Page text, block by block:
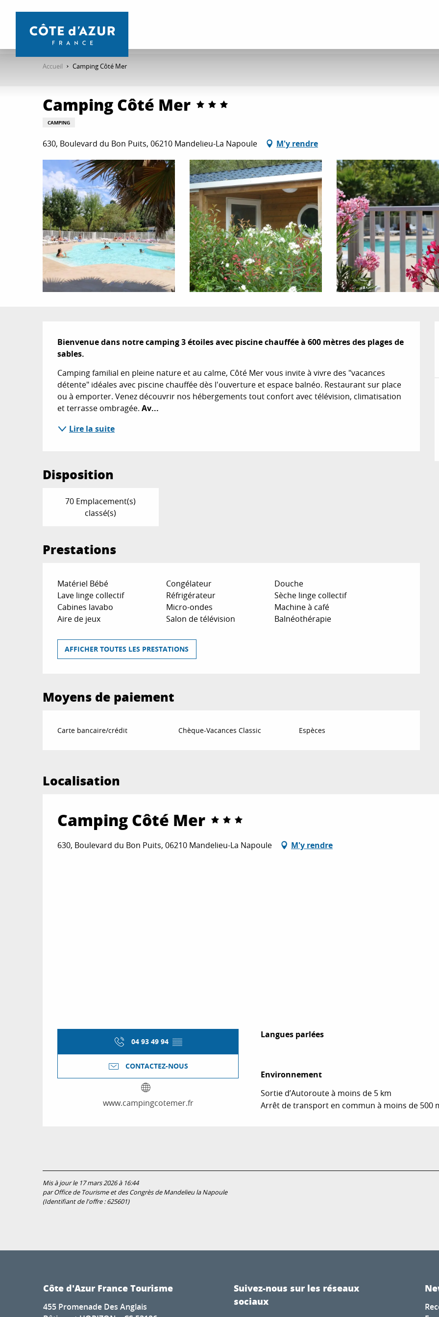
contenu
Accueil Camping Côté Mer
Camping Côté Mer
CAMPING
630, Boulevard du Bon Puits, 06210 Mandelieu-La Napoule M'y rendre
Description
Bienvenue dans notre camping 3 étoiles avec piscine chauffée à 600 mètres des plages de
sables.
Camping familial en pleine nature et au calme, Côté Mer vous invite à vivre des "vacances
détente" idéales avec piscine chauffée dès l'ouverture et espace balnéo. Restaurant sur place
ou à emporter. Venez découvrir nos hébergements tout confort avec télévision, climatisation
et terrasse ombragée. Av...
Lire la suite
Disposition
70 Emplacement(s)
classé(s)
Prestations
Matériel Bébé Congélateur
Douche
Lave linge collectif
Réfrigérateur
Sèche linge collectif
Cabines lavabo
Micro-ondes
Machine à café
Aire de jeux
Salon de télévision Balnéothérapie
AFFICHER TOUTES LES PRESTATIONS
Moyens de paiement
Carte bancaire/crédit Chèque-Vacances Classic Espèces
Localisation
Camping Côté Mer
630, Boulevard du Bon Puits, 06210 Mandelieu-La Napoule M'y rendre
04 93 49 94 ▒▒
CONTACTEZ-NOUS
www.campingcotemer.fr
Langues parlées
Langues parlées
Environnement
Environnement
Sortie d’Autoroute à moins de 5 km
Arrêt de transport en commun à moins de 500
Mis à jour le 17 mars 2026 à 16:44
par Office de Tourisme et des Congrès de Mandelieu la Napoule
(Identifiant de l'offre :625601)
Côte d'Azur France Tourisme
455 Promenade Des Anglais
Suivez-nous sur les réseaux
sociaux